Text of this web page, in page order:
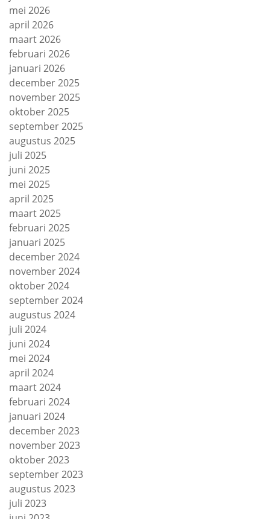
mei 2026
april 2026
maart 2026
februari 2026
januari 2026
december 2025
november 2025
oktober 2025
september 2025
augustus 2025
juli 2025
juni 2025
mei 2025
april 2025
maart 2025
februari 2025
januari 2025
december 2024
november 2024
oktober 2024
september 2024
augustus 2024
juli 2024
juni 2024
mei 2024
april 2024
maart 2024
februari 2024
januari 2024
december 2023
november 2023
oktober 2023
september 2023
augustus 2023
juli 2023